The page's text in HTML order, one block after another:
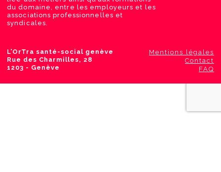
du domaine, entre les employeurs et les
associations professionnelles et
syndicales.
L’OrTra santé-social genève
Rue des Charmilles, 28
1203 - Genève
Mentions légales
Contact
FAQ